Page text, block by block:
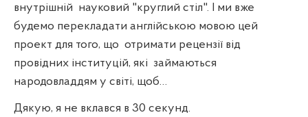
внутрішній науковий "круглий стіл". І ми вже
будемо перекладати англійською мовою цей
проект для того, що отримати рецензії від
провідних інституцій, які займаються
народовладдям у світі, щоб…
Дякую, я не вклався в 30 секунд.